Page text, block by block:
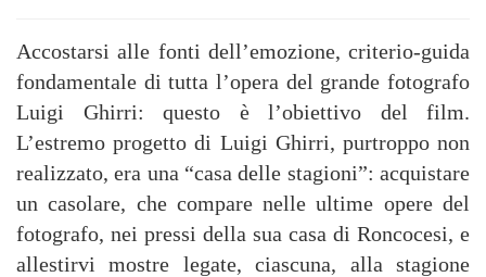
Accostarsi alle fonti dell’emozione, criterio-guida
fondamentale di tutta l’opera del grande fotografo
Luigi Ghirri: questo è l’obiettivo del film.
L’estremo progetto di Luigi Ghirri, purtroppo non
realizzato, era una “casa delle stagioni”: acquistare
un casolare, che compare nelle ultime opere del
fotografo, nei pressi della sua casa di Roncocesi, e
allestirvi mostre legate, ciascuna, alla stagione